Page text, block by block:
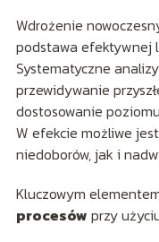
Wdrożenie
podstawa efektywnej
Systematyczne
przewidywanie
dostosowanie
W efekcie możliwe
niedoborów, jak i
Kluczowym
procesów przy